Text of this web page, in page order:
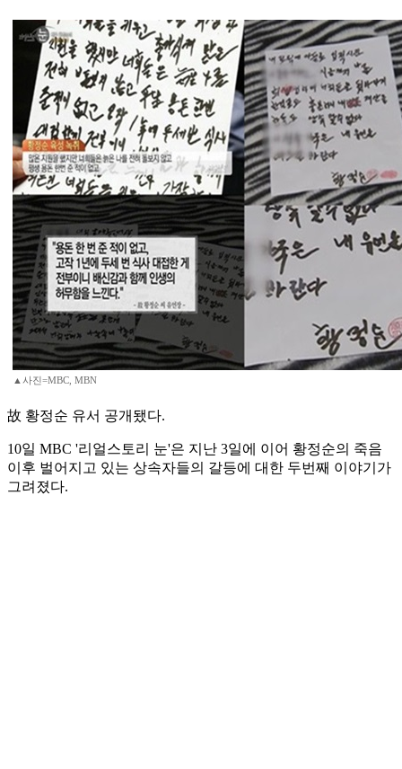
▲사진=MBC, MBN
故 황정순 유서 공개됐다.
10일 MBC '리얼스토리 눈'은 지난 3일에 이어 황정순의 죽음
이후 벌어지고 있는 상속자들의 갈등에 대한 두번째 이야기가
그려졌다.